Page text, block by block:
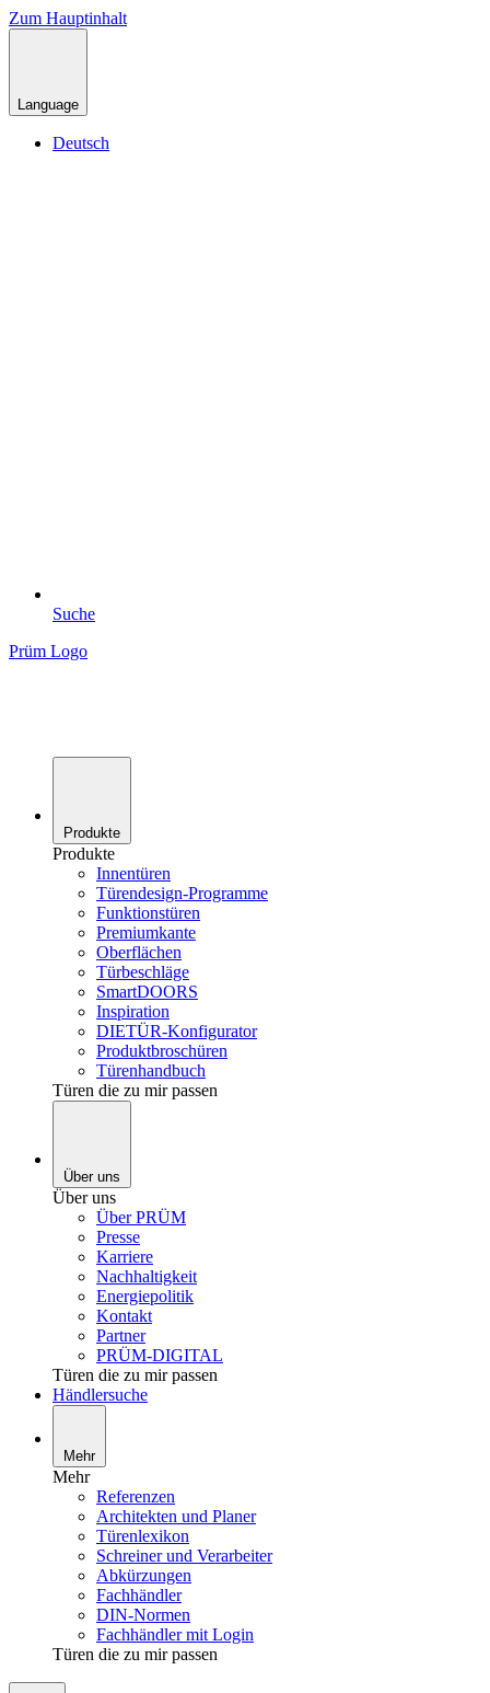
Zum Hauptinhalt
Language
Deutsch
Suche
Prüm Logo
Produkte
Produkte
Innentüren
Türendesign-Programme
Funktionstüren
Premiumkante
Oberflächen
Türbeschläge
SmartDOORS
Inspiration
DIETÜR-Konfigurator
Produktbroschüren
Türenhandbuch
Türen die zu mir passen
Über uns
Über uns
Über PRÜM
Presse
Karriere
Nachhaltigkeit
Energiepolitik
Kontakt
Partner
PRÜM-DIGITAL
Türen die zu mir passen
Händlersuche
Mehr
Mehr
Referenzen
Architekten und Planer
Türenlexikon
Schreiner und Verarbeiter
Abkürzungen
Fachhändler
DIN-Normen
Fachhändler mit Login
Türen die zu mir passen